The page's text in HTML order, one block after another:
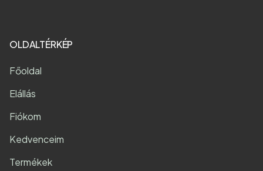
OLDALTÉRKÉP
Főoldal
Elállás
Fiókom
Kedvenceim
Termékek